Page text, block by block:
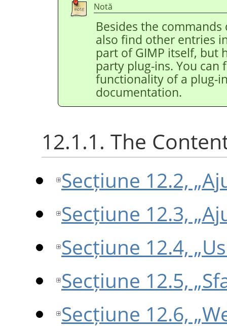
Notă
Besides the
also find other entries
part ofGIMP itself, but
party plug-ins. You
functionality of a plug-
documentation.
12.1.1. The
Secțiune 12.2,
Secțiune 12.3,
Secțiune 12.4,
Secțiune 12.5,
Secțiune 12.6,